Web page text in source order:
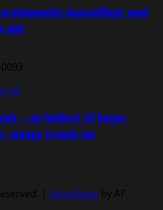
dagsudflugt med
idyl
– en hyldest til bøger,
mange troede var
| MoreNews by AF